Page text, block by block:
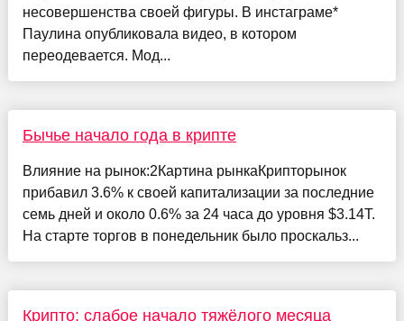
несовершенства своей фигуры. В инстаграме*
Паулина опубликовала видео, в котором
переодевается. Мод...
Бычье начало года в крипте
Влияние на рынок:2Картина рынкаКрипторынок
прибавил 3.6% к своей капитализации за последние
семь дней и около 0.6% за 24 часа до уровня $3.14T.
На старте торгов в понедельник было проскальз...
Крипто: слабое начало тяжёлого месяца